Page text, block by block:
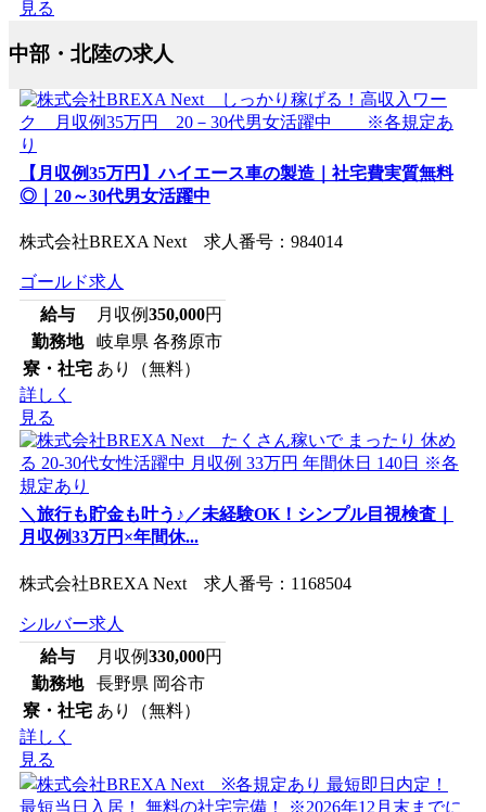
見る
中部・北陸の求人
【月収例35万円】ハイエース車の製造｜社宅費実質無料
◎｜20～30代男女活躍中
株式会社BREXA Next 求人番号：984014
ゴールド求人
給与
月収例350,000円
勤務地
岐阜県 各務原市
寮・社宅 あり（無料）
詳しく
見る
＼旅行も貯金も叶う♪／未経験OK！シンプル目視検査｜
月収例33万円×年間休...
株式会社BREXA Next 求人番号：1168504
シルバー求人
給与
月収例330,000円
勤務地
長野県 岡谷市
寮・社宅 あり（無料）
詳しく
見る